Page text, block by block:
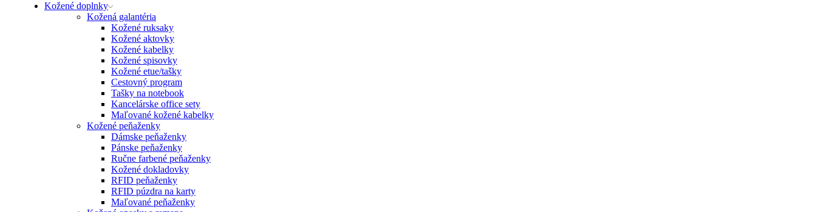
Kožené doplnky
Kožená galantéria
Kožené ruksaky
Kožené aktovky
Kožené kabelky
Kožené spisovky
Kožené etue/tašky
Cestovný program
Tašky na notebook
Kancelárske office sety
Maľované kožené kabelky
Kožené peňaženky
Dámske peňaženky
Pánske peňaženky
Ručne farbené peňaženky
Kožené dokladovky
RFID peňaženky
RFID púzdra na karty
Maľované peňaženky